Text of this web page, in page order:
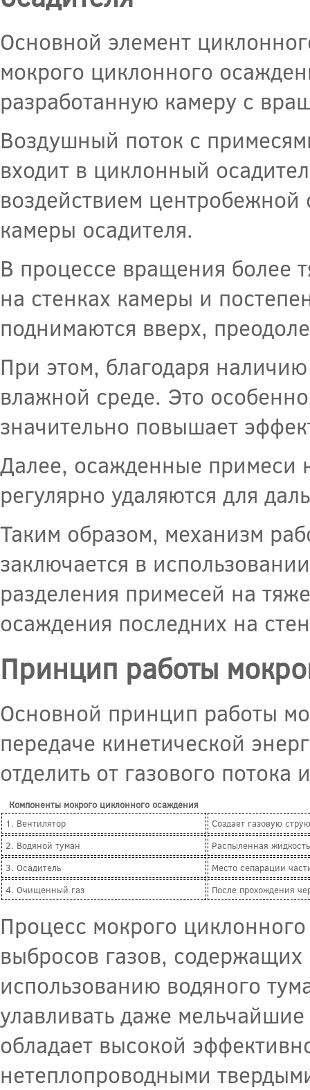
Основной элемент
мокрого циклонного
разработанную камеру с
Воздушный поток с
входит в циклонный
воздействием центробежной
камеры осадителя.
В процессе вращения более
на стенках камеры и
поднимаются вверх,
При этом, благодаря
влажной среде. Это
значительно повышает
Далее, осажденные примеси
регулярно удаляются для
Таким образом, механизм
заключается в
разделения примесей на
осаждения последних на
Принцип работы
Основной принцип работы
передаче кинетической
отделить от газового
Компоненты мокрого циклонного осаждения
1. Вентилятор
Создает газовую
2. Водяной туман
Распыленная
3. Осадитель
Место сепарации
4. Очищенный газ
После прохождения
Процесс мокрого
выбросов газов,
использованию водяного
улавливать даже
обладает высокой
нетеплопроводными